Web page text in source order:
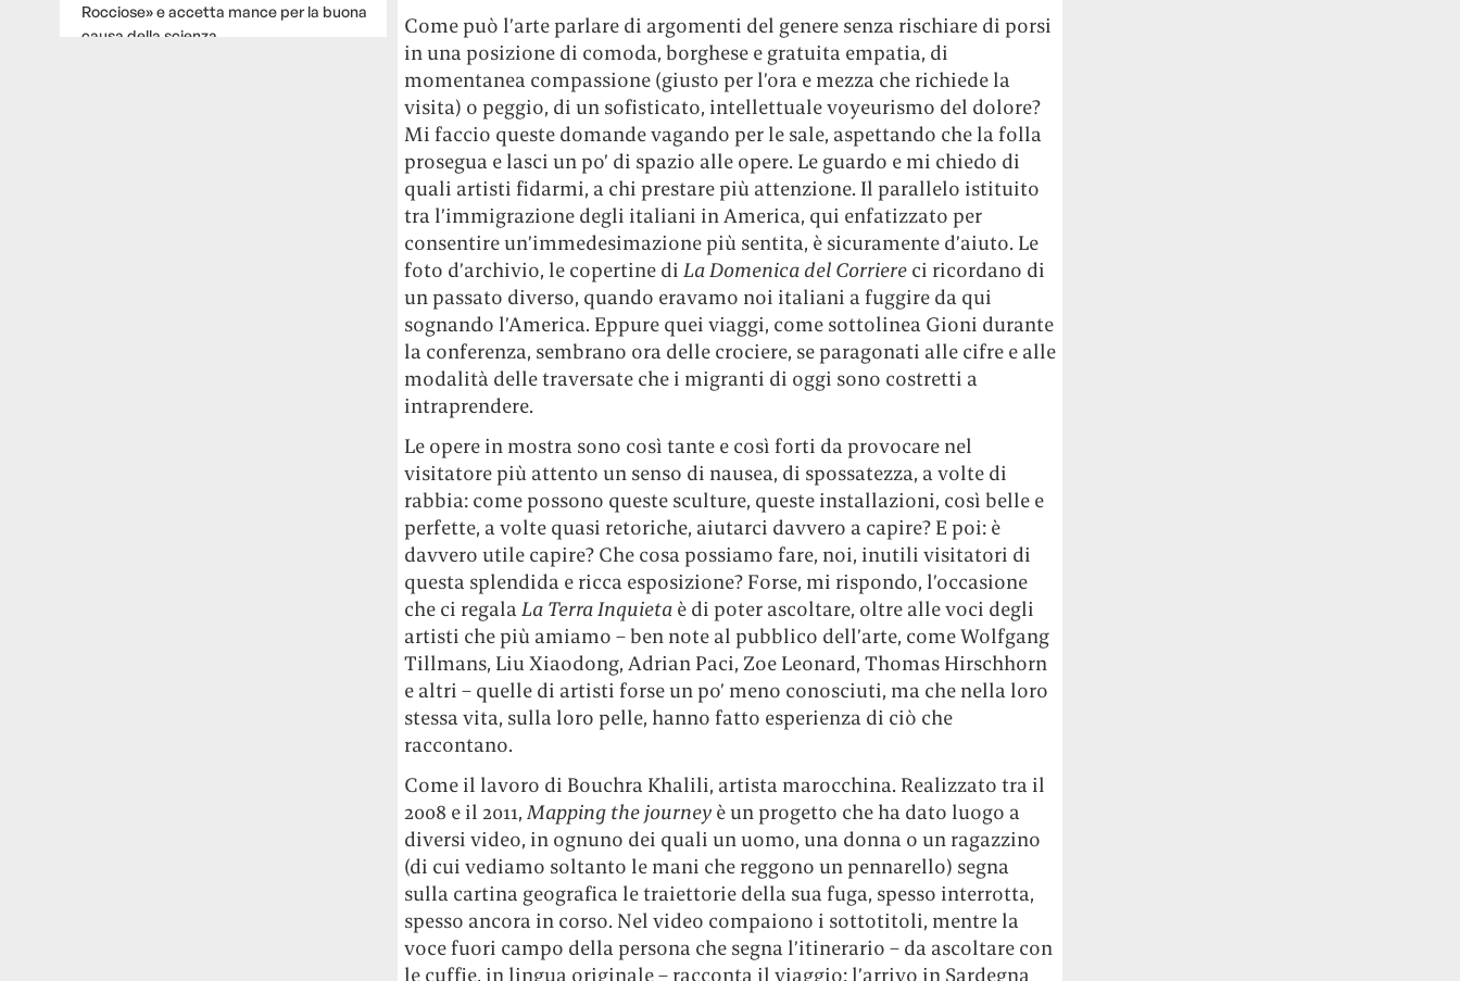
Rocciose» e accetta mance per la buona
causa della scienza.
Come può l’arte parlare di argomenti del genere senza rischiare di porsi
in una posizione di comoda, borghese e gratuita empatia, di
momentanea compassione (giusto per l’ora e mezza che richiede la
visita) o peggio, di un sofisticato, intellettuale voyeurismo del dolore?
Mi faccio queste domande vagando per le sale, aspettando che la folla
prosegua e lasci un po’ di spazio alle opere. Le guardo e mi chiedo di
quali artisti fidarmi, a chi prestare più attenzione. Il parallelo istituito
tra l’immigrazione degli italiani in America, qui enfatizzato per
consentire un’immedesimazione più sentita, è sicuramente d’aiuto. Le
foto d’archivio, le copertine di La Domenica del Corriereci ricordano di
un passato diverso, quando eravamo noi italiani a fuggire da qui
sognando l’America. Eppure quei viaggi, come sottolinea Gioni durante
la conferenza, sembrano ora delle crociere, se paragonati alle cifre e alle
modalità delle traversate che i migranti di oggi sono costretti a
intraprendere.
Le opere in mostra sono così tante e così forti da provocare nel
visitatore più attento un senso di nausea, di spossatezza, a volte di
rabbia: come possono queste sculture, queste installazioni, così belle e
perfette, a volte quasi retoriche, aiutarci davvero a capire? E poi: è
davvero utile capire? Che cosa possiamo fare, noi, inutili visitatori di
questa splendida e ricca esposizione? Forse, mi rispondo, l’occasione
che ci regala La Terra Inquietaè di poter ascoltare, oltre alle voci degli
artisti che più amiamo – ben note al pubblico dell’arte, come Wolfgang
Tillmans, Liu Xiaodong, Adrian Paci, Zoe Leonard, Thomas Hirschhorn
e altri – quelle di artisti forse un po’ meno conosciuti, ma che nella loro
stessa vita, sulla loro pelle, hanno fatto esperienza di ciò che
raccontano.
Come il lavoro di Bouchra Khalili, artista marocchina. Realizzato tra il
2008 e il 2011, Mapping the journeyè un progetto che ha dato luogo a
diversi video, in ognuno dei quali un uomo, una donna o un ragazzino
(di cui vediamo soltanto le mani che reggono un pennarello) segna
sulla cartina geografica le traiettorie della sua fuga, spesso interrotta,
spesso ancora in corso. Nel video compaiono i sottotitoli, mentre la
voce fuori campo della persona che segna l’itinerario – da ascoltare con
le cuffie, in lingua originale – racconta il viaggio: l’arrivo in Sardegna